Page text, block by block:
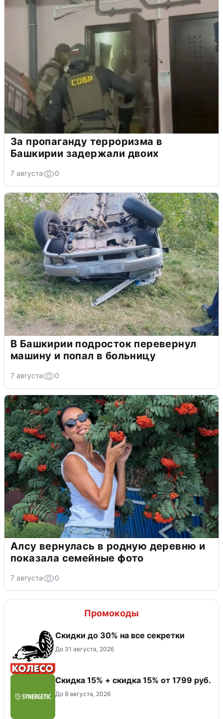
За пропаганду терроризма в
Башкирии задержали двоих
7 августа 0
В Башкирии подросток перевернул
машину и попал в больницу
7 августа 0
Алсу вернулась в родную деревню и
показала семейные фото
7 августа 0
Промокоды
Скидки до 30% на все секретки
До 31 августа, 2026
Скидка 15% + скидка 15% от 1799 руб.
До 9 августа, 2026